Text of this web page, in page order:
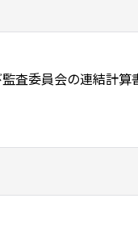
査委員会の連結計